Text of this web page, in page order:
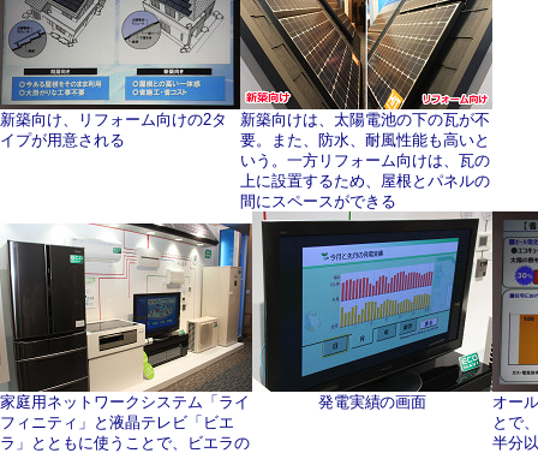
新築向け、リフォーム向けの2タ
イプが用意される
新築向けは、太陽電池の下の瓦が不
要。また、防水、耐風性能も高いと
いう。一方リフォーム向けは、瓦の
上に設置するため、屋根とパネルの
間にスペースができる
家庭用ネットワークシステム「ライ
フィニティ」と液晶テレビ「ビエ
ラ」とともに使うことで、ビエラの
発電実績の画面
オー
とで
半分